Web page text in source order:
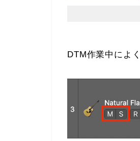
DTM作業中によ